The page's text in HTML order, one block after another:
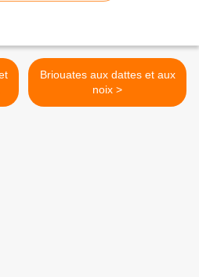
Briouates aux dattes et aux
noix >